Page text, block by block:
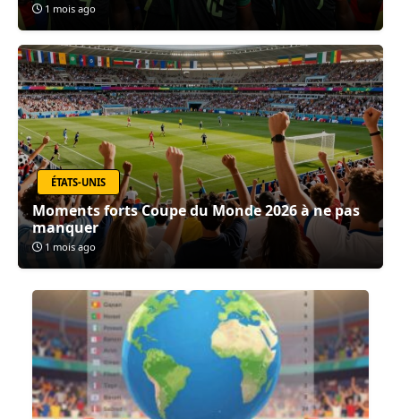
1 mois ago
ÉTATS-UNIS
Moments forts Coupe du Monde 2026 à ne pas
manquer
1 mois ago